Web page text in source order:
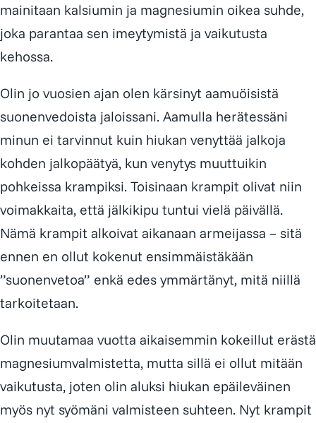
mainitaan kalsiumin ja magnesiumin oikea suhde,
joka parantaa sen imeytymistä ja vaikutusta
kehossa.
Olin jo vuosien ajan olen kärsinyt aamuöisistä
suonenvedoista jaloissani. Aamulla herätessäni
minun ei tarvinnut kuin hiukan venyttää jalkoja
kohden jalkopäätyä, kun venytys muuttuikin
pohkeissa krampiksi. Toisinaan krampit olivat niin
voimakkaita, että jälkikipu tuntui vielä päivällä.
Nämä krampit alkoivat aikanaan armeijassa – sitä
ennen en ollut kokenut ensimmäistäkään
suonenvetoa enkä edes ymmärtänyt, mitä niillä
tarkoitetaan.
Olin muutamaa vuotta aikaisemmin kokeillut erästä
magnesium­valmistetta, mutta sillä ei ollut mitään
vaikutusta, joten olin aluksi hiukan epäileväinen
myös nyt syömäni valmisteen suhteen. Nyt krampit